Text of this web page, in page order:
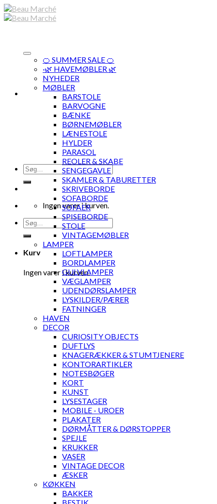
Skip
to
Søg
efter:
Ingen varer i kurven.
Søg
efter:
Kurv
Ingen varer i kurven.
🍊 SUMMER SALE 🍊
·🌿 HAVEMØBLER 🌿
NYHEDER
MØBLER
BARSTOLE
BARVOGNE
BÆNKE
BØRNEMØBLER
LÆNESTOLE
HYLDER
PARASOL
REOLER & SKABE
SENGEGAVLE
SKAMLER & TABURETTER
SKRIVEBORDE
SOFABORDE
SOFAER
SPISEBORDE
STOLE
VINTAGEMØBLER
LAMPER
LOFTLAMPER
BORDLAMPER
GULVLAMPER
VÆGLAMPER
UDENDØRSLAMPER
LYSKILDER/PÆRER
FATNINGER
HAVEN
DECOR
CURIOSITY OBJECTS
DUFTLYS
KNAGERÆKKER & STUMTJENERE
KONTORARTIKLER
NOTESBØGER
KORT
KUNST
LYSESTAGER
MOBILE - UROER
PLAKATER
DØRMÅTTER & DØRSTOPPER
SPEJLE
KRUKKER
VASER
VINTAGE DECOR
ÆSKER
KØKKEN
BAKKER